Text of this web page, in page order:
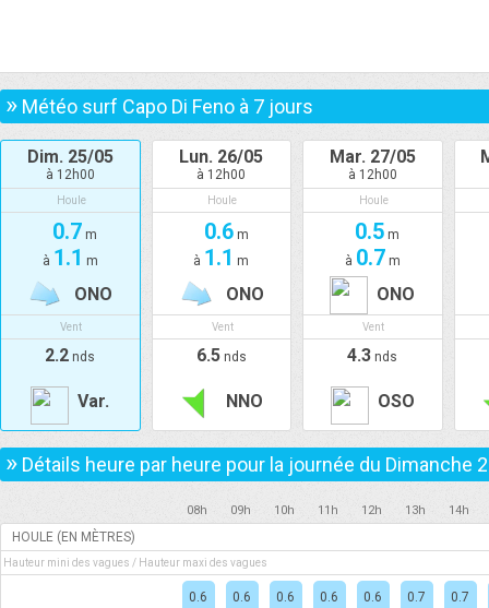
» Météo surf Capo Di Feno à 7 jours
Dim. 25/05
à 12h00
Houle
0.7 m
à 1.1 m
ONO
Vent
2.2 nds
Var.
Lun. 26/05
à 12h00
Houle
0.6m
à 1.1 m
ONO
Vent
6.5nds
NNO
Mar. 27/05
à 12h00
Houle
0.5 m
à 0.7 m
ONO
Vent
4.3 nds
OSO
» Détails heure par heure pour la journée du Dimanche
08h 09h 10h 11h 12h 13h 14h
HOULE (EN MÈTRES)
Hauteur mini des vagues / Hauteur maxi des vagues
0.6 0.6 0.6 0.6 0.6 0.7 0.7